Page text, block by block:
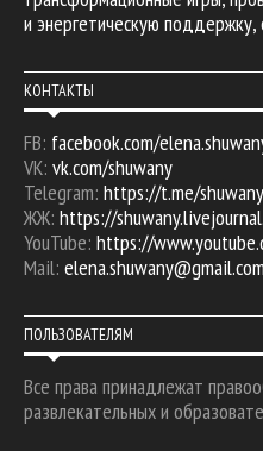
и энергетическую поддержку,
КОНТАКТЫ
FB: facebook.com/
VK: vk.com/shuwany
Telegram: https://t.me/
ЖЖ: https://
YouTube: https://
Mail: elena.shuwany@gmail.com
ПОЛЬЗОВАТЕЛЯМ
Все права принадлежат
развлекательных и